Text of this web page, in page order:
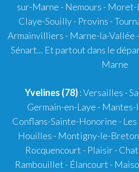
sur-Marne - Nemours -
Claye-Souilly - Provins -
Armainvilliers - Marne-la-Vallée
Sénart... Et partout dans le
Marne
Yvelines (78): Versailles -
Germain-en-Laye - Mantes-
Conflans-Sainte-Honorine -
Houilles - Montigny-le-
Rocquencourt - Plaisir -
Rambouillet - Élancourt -